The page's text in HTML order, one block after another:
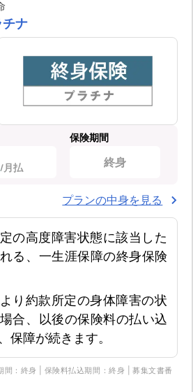
ナ
保険期間
終身
プランの中身を見る
の高度障害状態に該当した
る、一生涯保障の終身保険
り約款所定の身体障害の状
合、以後の保険料の払い込
保障が続きます。
：終身 | 保険料払込期間：終身 | 募集文書番